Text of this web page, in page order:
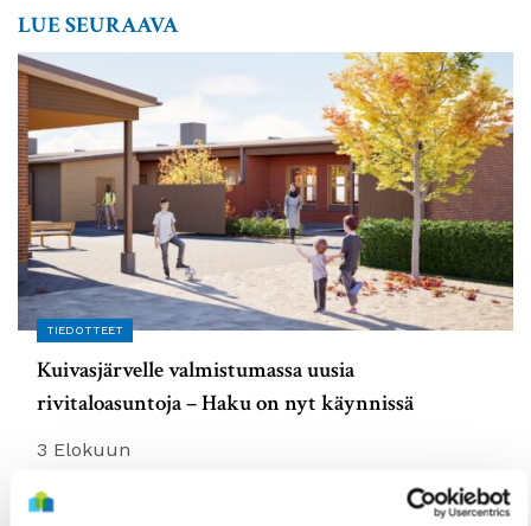
LUE SEURAAVA
TIEDOTTEET
Kuivasjärvelle valmistumassa uusia
rivitaloasuntoja – Haku on nyt käynnissä
3 Elokuun